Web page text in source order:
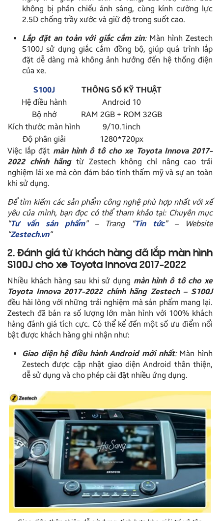
không bị phản chiếu ánh sáng, cùng kính cường lực
2.5D chống trầy xước và giữ độ trong suốt cao.
Lắp đặt an toàn với giắc cắm zin:Màn hình Zestech
S100J sử dụng giắc cắm đồng bộ, giúp quá trình lắp
đặt dễ dàng mà không ảnh hưởng đến hệ thống điện
của xe.
S100J
THÔNG SỐ KỸ THUẬT
Hệ điều hành
Android 10
Bộ nhớ
RAM 2GB + ROM 32GB
Kích thước màn hình
9/10.1inch
Độ phân giải
1280*720px
Việc lắp đặt màn hình ô tô cho xe Toyota Innova 2017-
2022 chính hãngtừ Zestech không chỉ nâng cao trải
nghiệm lái xe mà còn đảm bảo tính thẩm mỹ và sự an toàn
khi sử dụng.
Để tìm kiếm các sản phẩm công nghệ phù hợp nhất với xế
yêu của mình, bạn đọc có thể tham khảo tại: Chuyên mục
“Tư vấn sản phẩm” – Trang “Tin tức” – Website
“Zestech.vn“
2. Đánh giá từ khách hàng đã lắp màn hình
S100J cho xe Toyota Innova 2017-2022
Nhiều khách hàng sau khi sử dụng màn hình ô tô cho xe
Toyota Innova 2017-2022 chính hãng Zestech – S100J
đều hài lòng với những trải nghiệm mà sản phẩm mang lại.
Zestech đã bán ra số lượng lớn màn hình với 100% khách
hàng đánh giá tích cực. Có thể kể đến một số ưu điểm nổi
bật được khách hàng ghi nhận như:
Giao diện hệ điều hành Android mới nhất:Màn hình
Zestech được cập nhật giao diện Android thân thiện,
dễ sử dụng và cho phép cài đặt nhiều ứng dụng.